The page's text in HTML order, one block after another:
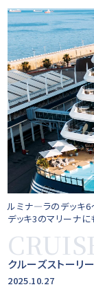
クルーズストーリー
2025.10.27
ルミナ―ラのデッキ6
デッキ3のマリーナ